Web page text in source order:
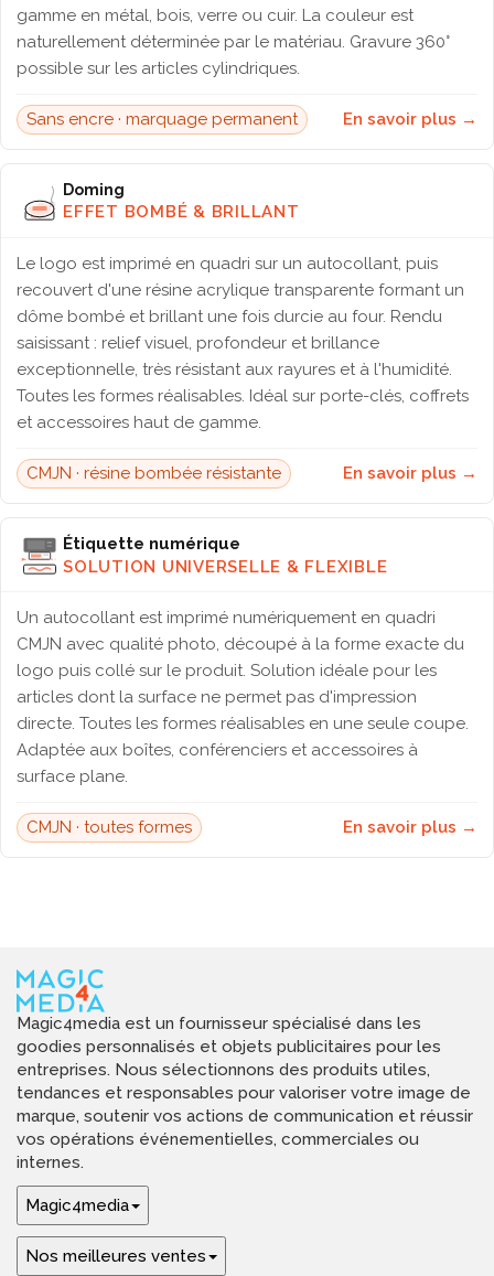
gamme en métal, bois, verre ou cuir. La couleur est
naturellement déterminée par le matériau. Gravure 360°
possible sur les articles cylindriques.
Sans encre · marquage permanent En savoir plus →
Doming
EFFET BOMBÉ & BRILLANT
Le logo est imprimé en quadri sur un autocollant, puis
recouvert d'une résine acrylique transparente formant un
dôme bombé et brillant une fois durcie au four. Rendu
saisissant : relief visuel, profondeur et brillance
exceptionnelle, très résistant aux rayures et à l'humidité.
Toutes les formes réalisables. Idéal sur porte-clés, coffrets
et accessoires haut de gamme.
CMJN · résine bombée résistante En savoir plus →
Étiquette numérique
SOLUTION UNIVERSELLE & FLEXIBLE
Un autocollant est imprimé numériquement en quadri
CMJN avec qualité photo, découpé à la forme exacte du
logo puis collé sur le produit. Solution idéale pour les
articles dont la surface ne permet pas d'impression
directe. Toutes les formes réalisables en une seule coupe.
Adaptée aux boîtes, conférenciers et accessoires à
surface plane.
CMJN · toutes formes En savoir plus →
Magic4media est un fournisseur spécialisé dans les
goodies personnalisés et objets publicitaires pour les
entreprises. Nous sélectionnons des produits utiles,
tendances et responsables pour valoriser votre image de
marque, soutenir vos actions de communication et réussir
vos opérations événementielles, commerciales ou
internes.
Magic4media
Nos meilleures ventes